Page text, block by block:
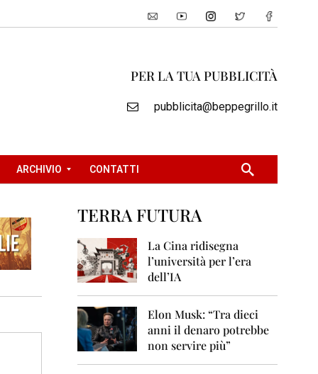
PER LA TUA PUBBLICITÀ
pubblicita@beppegrillo.it
ARCHIVIO
2
0
0
5
6
CONTATTI
TERRA FUTURA
La Cina ridisegna
l’università per l’era
dell’IA
Elon Musk: “Tra dieci
anni il denaro potrebbe
non servire più”